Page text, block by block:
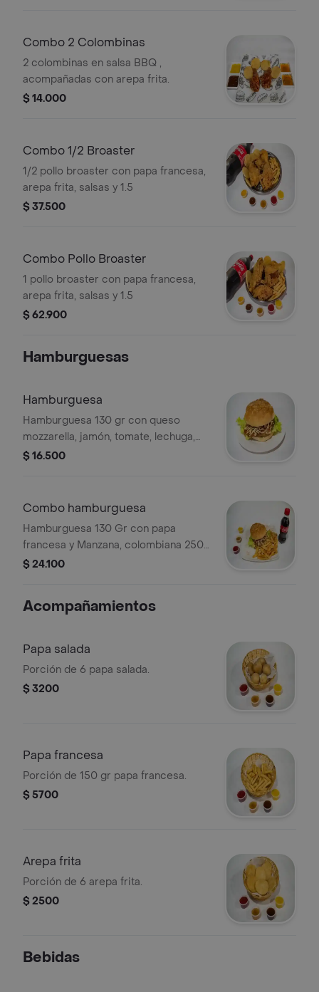
Combo 2 Colombinas
2 colombinas en salsa BBQ ,
acompañadas con arepa frita.
$ 14.000
Combo 1/2 Broaster
1/2 pollo broaster con papa francesa,
arepa frita, salsas y 1.5
$ 37.500
Combo Pollo Broaster
1 pollo broaster con papa francesa,
arepa frita, salsas y 1.5
$ 62.900
Hamburguesas
Hamburguesa
Hamburguesa 130 gr con queso
mozzarella, jamón, tomate, lechuga,
cebolla, papa chip y salsas.
$ 16.500
Combo hamburguesa
Hamburguesa 130 Gr con papa
francesa y Manzana, colombiana 250
ml
$ 24.100
Acompañamientos
Papa salada
Porción de 6 papa salada.
$ 3200
Papa francesa
Porción de 150 gr papa francesa.
$ 5700
Arepa frita
Porción de 6 arepa frita.
$ 2500
Bebidas